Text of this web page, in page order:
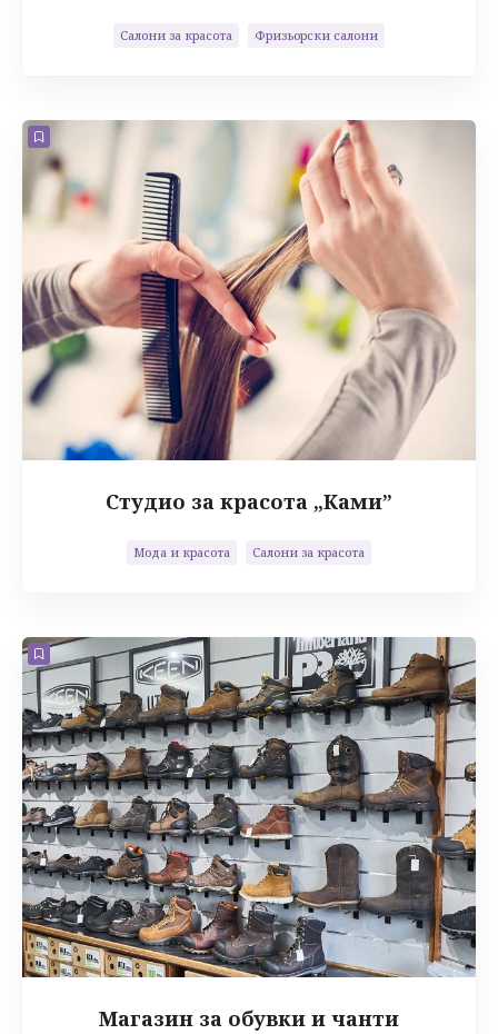
Салони за красота Фризьорски салони
Студио за красота „Ками”
Мода и красота Салони за красота
Магазин за обувки и чанти